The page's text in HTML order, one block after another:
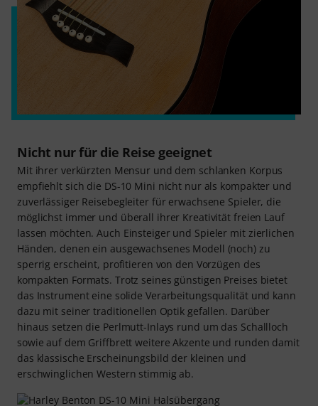
Nicht nur für die Reise geeignet
Mit ihrer verkürzten Mensur und dem schlanken Korpus
empfiehlt sich die DS-10 Mini nicht nur als kompakter und
zuverlässiger Reisebegleiter für erwachsene Spieler, die
möglichst immer und überall ihrer Kreativität freien Lauf
lassen möchten. Auch Einsteiger und Spieler mit zierlichen
Händen, denen ein ausgewachsenes Modell (noch) zu
sperrig erscheint, profitieren von den Vorzügen des
kompakten Formats. Trotz seines günstigen Preises bietet
das Instrument eine solide Verarbeitungsqualität und kann
dazu mit seiner traditionellen Optik gefallen. Darüber
hinaus setzen die Perlmutt-Inlays rund um das Schallloch
sowie auf dem Griffbrett weitere Akzente und runden damit
das klassische Erscheinungsbild der kleinen und
erschwinglichen Western stimmig ab.